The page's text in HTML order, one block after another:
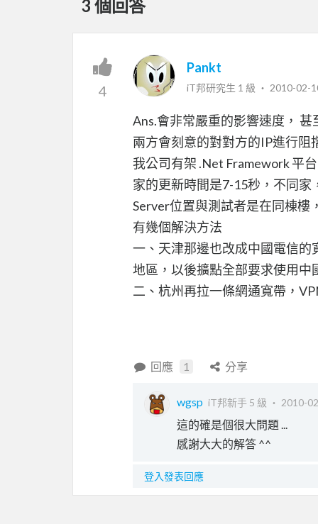
3 個回答
4
Pankt
iT邦研究生 1 級 ‧ 2010-02-
Ans.會非常嚴重的影響速度，
兩方會刻意的對對方的IP進行阻
我公司有架 .Net Framework 平
家的更新時間是7-15秒，不同
Server位置與測試者是在同棟樓
有幾個解決方法
一、天津那邊也改成中國電信
地區，以後擴點全部要求使用中
二、杭州再拉一條網通寬帶，
回應 1 分享
wgsp iT邦新手 5 級 ‧ 2010-
這的確是個很大問題 ...
感謝大大的解答 ^^
登入發表回應